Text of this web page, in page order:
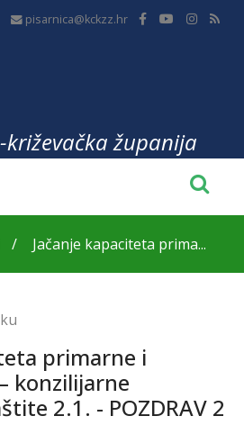
pisarnica@kckzz.hr
županija
Jačanje kapaciteta prima...
primarne i
konzilijarne
2.1. - POZDRAV 2